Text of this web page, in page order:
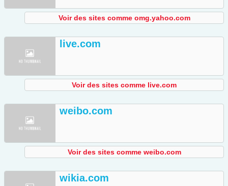
Voir des sites comme omg.yahoo.com
live.com
Voir des sites comme live.com
weibo.com
Voir des sites comme weibo.com
wikia.com